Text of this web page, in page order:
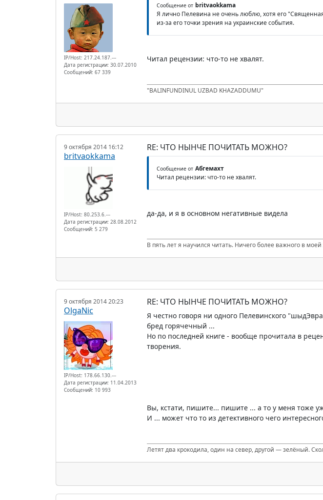
IP/Host: 217.24.187.---
Дата регистрации: 30.07.2010
Сообщений: 67 339
Сообщение от britvaokkama
Я лично Пелевина не очень люблю, хотя его
из-за его точки зрения на украинские события.
Читал рецензии: что-то не хвалят.
"BALINFUNDINUL UZBAD KHAZADDUMU"
9 октября 2014 16:12
britvaokkama
IP/Host: 80.253.6.---
Дата регистрации: 28.08.2012
Сообщений: 5 279
RE: ЧТО НЫНЧЕ ПОЧИТАТЬ МОЖНО?
Сообщение от Абгемахт
Читал рецензии: что-то не хвалят.
да-да, и я в основном негативные видела
В пять лет я научился читать. Ничего более важного в
9 октября 2014 20:23
OlgaNic
IP/Host: 178.66.130.---
Дата регистрации: 11.04.2013
Сообщений: 10 993
RE: ЧТО НЫНЧЕ ПОЧИТАТЬ МОЖНО?
Я честно говоря ни одного Пелевинского
бред горячечный ...
Но по последней книге - вообще прочитала в
творения.
Вы, кстати, пишите... пишите ... а то у меня тоже
И ... может что то из детективного чего
Летят два крокодила, один на север, другой — зелёный.